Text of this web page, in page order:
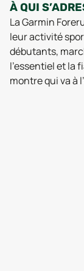
À QUI
La Garmin
leur activité
débutants,
l’essentiel et la
montre qui va à